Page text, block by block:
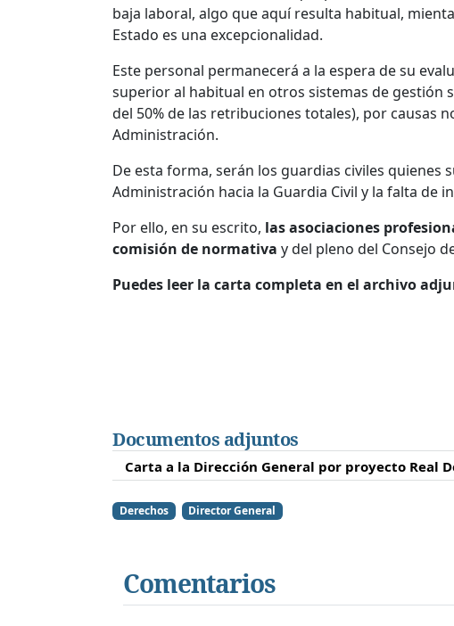
baja laboral, algo que aquí resulta habitual,
Estado es una excepcionalidad.
Este personal permanecerá a la espera de su
superior al habitual en otros sistemas de
del 50% de las retribuciones totales), por causas
Administración.
De esta forma, serán los guardias civiles quienes
Administración hacia la Guardia Civil y la falta de
Por ello, en su escrito, las asociaciones
comisión de normativa y del pleno del Consejo
Puedes leer la carta completa en el archivo
Documentos adjuntos
Carta a la Dirección General por proyecto Real
Derechos Director General
Comentarios